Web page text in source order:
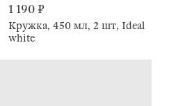
1 190 ₽
Кружка, 450 мл, 2 шт, Ideal
white